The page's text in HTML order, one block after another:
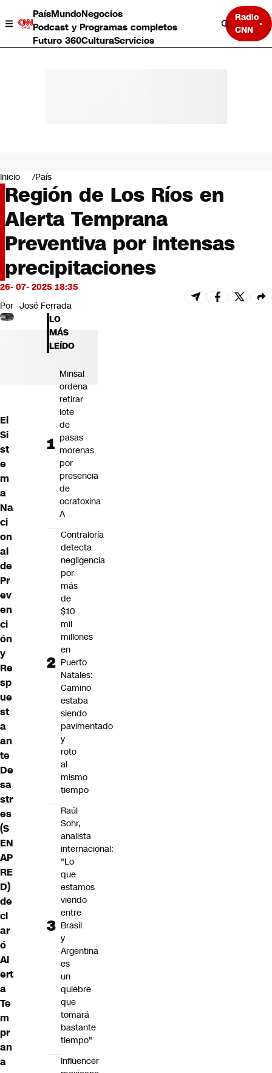
PaísMundoNegocios
Podcast y Programas completos
Futuro 360CulturaServicios
Radio
CNN
Negocios
Deportes
Programas completos
Cultura
Servicios
Bits
CNN tiempo
Futuro 360
Inicio País
Región de Los Ríos en
Alerta Temprana
Preventiva por intensas
precipitaciones
26- 07- 2025 18:35
Por José Ferrada
El
Si
st
e
m
a
Na
ci
on
al
de
Pr
ev
en
ci
ón
y
Re
sp
ue
st
a
an
te
De
sa
str
es
(S
EN
AP
RE
D)
de
cl
ar
ó
Al
ert
a
Te
m
pr
an
a
LO
MÁS
LEÍDO
Minsal
ordena
retirar
lote
de
pasas
morenas
por
presencia
de
ocratoxina
A
Contraloría
detecta
negligencia
por
más
de
$10
mil
millones
en
Puerto
Natales:
Camino
estaba
siendo
pavimentado
y
roto
al
mismo
tiempo
Raúl
Sohr,
analista
internacional:
"Lo
que
estamos
viendo
entre
Brasil
y
Argentina
es
un
quiebre
que
tomará
bastante
tiempo"
Influencer